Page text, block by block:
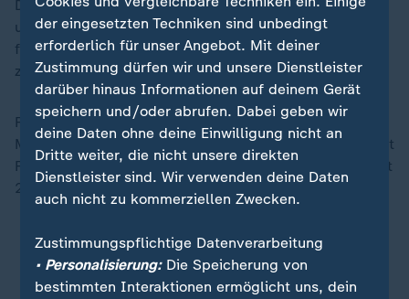
Deutschland in dem stark besetzten Turnier weiter
ungeschlagen. Im Halbfinale am Donnerstag geht es
für das DBB-Team gegen den Gewinner des Duells
zwischen Gastgeber Frankreich und Kanada.
Für diedeutschen Handballerinnenist der
Medaillentraum hingegen geplatzt. Gegen Gold-Favorit
Frankreich verloren die DHB-Frauen im Viertelfinale mit
23:26 (10:13).
Viertelfinal-Aus: Medaillentraum der
Handballerinnen geplatzt
der eingesetzten Techniken sind unbedingt
erforderlich für unser Angebot. Mit deiner
Zustimmung dürfen wir und unsere Dienstleister
darüber hinaus Informationen auf deinem Gerät
speichern und/oder abrufen. Dabei geben wir
deine Daten ohne deine Einwilligung nicht an
Dritte weiter, die nicht unsere direkten
Dienstleister sind. Wir verwenden deine Daten
auch nicht zu kommerziellen Zwecken.
Zustimmungspflichtige Datenverarbeitung
• Personalisierung:Die Speicherung von
bestimmten Interaktionen ermöglicht uns, dein